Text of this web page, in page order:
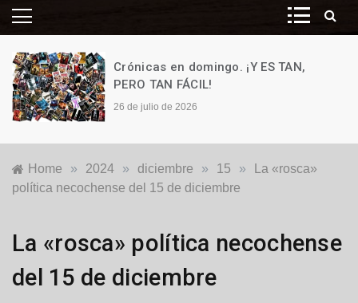
Crónicas en domingo. ¡Y ES TAN,
PERO TAN FÁCIL!
26 de julio de 2026
Home » 2024 » diciembre » 15 »
La «rosca»
política necochense del 15 de diciembre
Locales
Opinión ,
Política
La «rosca» política necochense
del 15 de diciembre